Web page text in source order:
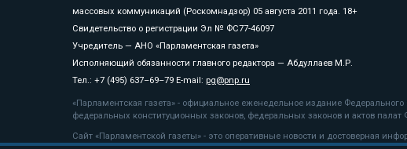
массовых коммуникаций (Роскомнадзор) 05 августа 2011 года. 18+
Свидетельство о регистрации Эл № ФС77-46097
Учредитель — АНО «Парламентская газета»
Исполняющий обязанности главного редактора — Абдуллаев М.Р.
Тел.: +7 (495) 637–69–79 E-mail: pg@pnp.ru
«Парламентская газета» - официальное еженедельное издание
федеральных конституционных законов, федеральных законов и актов
Сайт «Парламентской газеты» - это оперативные новости и достоверная